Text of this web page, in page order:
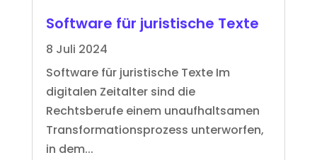
Software für juristische Texte
8 Juli 2024
Software für juristische Texte Im
digitalen Zeitalter sind die
Rechtsberufe einem unaufhaltsamen
Transformationsprozess unterworfen,
in dem...